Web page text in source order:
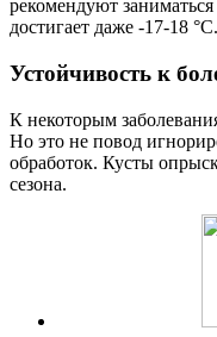
рекомендуют
достигает даже -17-18 °С.
Устойчивость к
К некоторым
Но это не повод
обработок. Кусты
сезона.